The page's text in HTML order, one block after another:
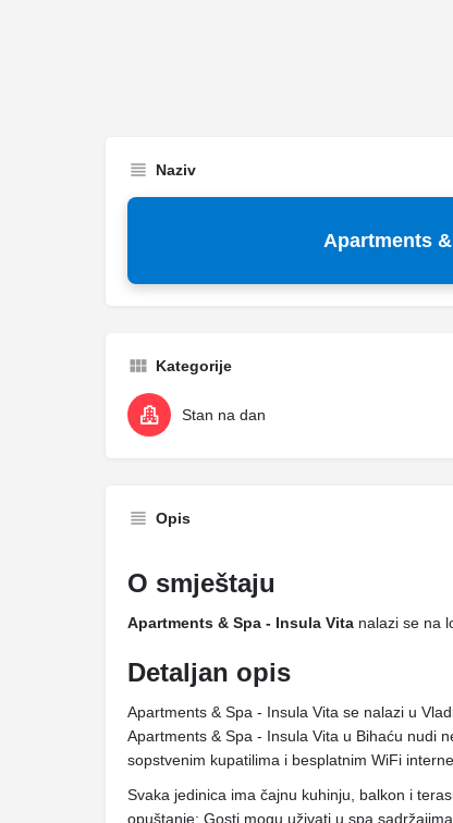
Naziv
Apartments
Kategorije
Stan na dan
Opis
O smještaju
Apartments & Spa - Insula Vita nalazi se na
Detaljan opis
Apartments & Spa - Insula Vita se nalazi u
Apartments & Spa - Insula Vita u Bihaću nudi
sopstvenim kupatilima i besplatnim WiFi
Svaka jedinica ima čajnu kuhinju, balkon i
opuštanje: Gosti mogu uživati ​​u spa